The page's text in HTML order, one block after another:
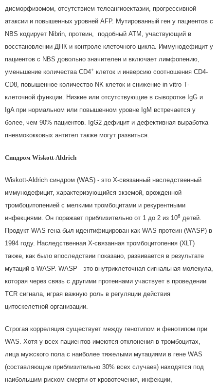
дисморфизомом, отсутствием телеангиоектазии, прогрессивной
атаксии и повышенных уровней AFP. Мутированный ген у пациентов с
NBS кодирует Nibrin, протеин, подобный АТМ, участвующий в
восстановлении ДНК и контроле клеточного цикла. Иммунодефицит у
пациентов с NBS довольно значителен и включает лимфопению,
уменьшение количества CD4+ клеток и инверсию соотношения CD4-
CD8, повышенное количество NK клеток и снижение in vitro Т-
клеточной функции. Низкие или отсутствующие в сыворотке IgG и
IgA при нормальном или повышенном уровне IgM встречается у
более, чем 90% пациентов. IgG2 дефицит и дефективная выработка
пневмококковых антител также могут развиться.
Синдром Wiskott-Aldrich
Wiskott-Aldrich синдром (WAS) - это Х-связанный наследственный
иммунодефицит, характеризующийся экземой, врожденной
тромбоцитопенией с мелкими тромбоцитами и рекурентными
инфекциями. Он поражает приблизительно от 1 до 2 из 106 детей.
Продукт WAS гена был идентифицирован как WAS протеин (WASP) в
1994 году. Наследственная Х-связанная тромбоцитопения (XLT)
также, как было впоследствии показано, развивается в результате
мутаций в WASP. WASP - это внутриклеточная сигнальная молекула,
которая через связь с другими протеинами участвует в проведении
TCR сигнала, играя важную роль в регуляции действия
цитоскелетной организации.
Строгая корреляция существует между генотипом и фенотипом при
WAS. Хотя у всех пациентов имеются отклонения в тромбоцитах,
лица мужского пола с наиболее тяжелыми мутациями в гене WAS
(составляющие приблизительно 30% всех случаев) находятся под
наибольшим риском смерти от кровотечения, инфекции,